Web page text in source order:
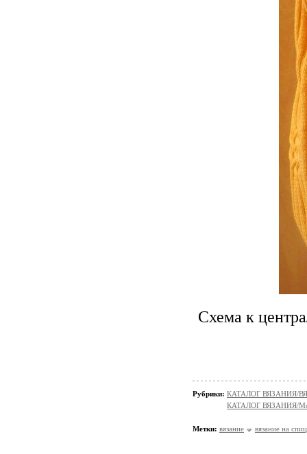
Схема к
Рубрики: КАТАЛОГ ВЯЗАНИЯ/
КАТАЛОГ ВЯЗАНИЯ/
Метки: вязание вязание на